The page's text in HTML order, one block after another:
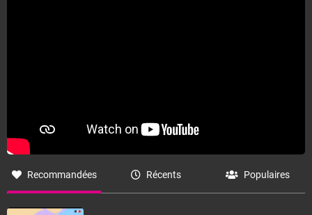
Recommandées Récents Populaires